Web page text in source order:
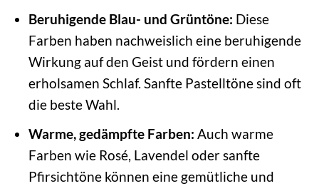
Beruhigende Blau- und Grüntöne: Diese
Farben haben nachweislich eine beruhigende
Wirkung auf den Geist und fördern einen
erholsamen Schlaf. Sanfte Pastelltöne sind oft
die beste Wahl.
Warme, gedämpfte Farben: Auch warme
Farben wie Rosé, Lavendel oder sanfte
Pfirsichtöne können eine gemütliche und